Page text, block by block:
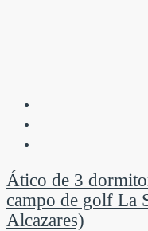
Ático de 3
campo de golf La
Alcazares)